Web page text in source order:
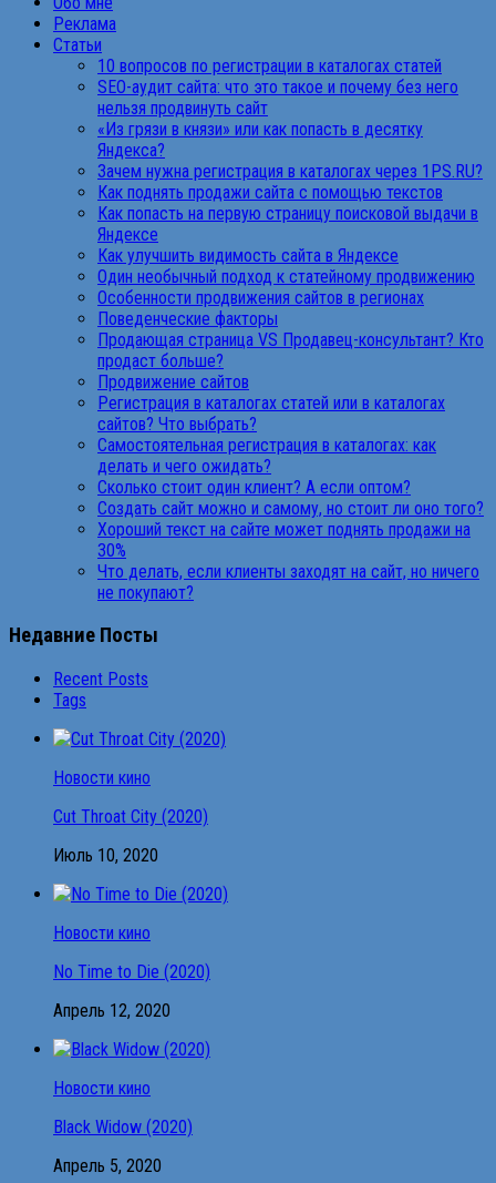
Реклама
Статьи
10 вопросов по регистрации в каталогах статей
SEO-аудит сайта: что это такое и почему без него
нельзя продвинуть сайт
«Из грязи в князи» или как попасть в десятку
Яндекса?
Зачем нужна регистрация в каталогах через 1PS.RU?
Как поднять продажи сайта с помощью текстов
Как попасть на первую страницу поисковой выдачи в
Яндексе
Как улучшить видимость сайта в Яндексе
Один необычный подход к статейному продвижению
Особенности продвижения сайтов в регионах
Поведенческие факторы
Продающая страница VS Продавец-консультант? Кто
продаст больше?
Продвижение сайтов
Регистрация в каталогах статей или в каталогах
сайтов? Что выбрать?
Самостоятельная регистрация в каталогах: как
делать и чего ожидать?
Сколько стоит один клиент? А если оптом?
Создать сайт можно и самому, но стоит ли оно того?
Хороший текст на сайте может поднять продажи на
30%
Что делать, если клиенты заходят на сайт, но ничего
не покупают?
Недавние Посты
Recent Posts
Tags
Новости кино
Cut Throat City (2020)
Июль 10, 2020
Новости кино
No Time to Die (2020)
Апрель 12, 2020
Новости кино
Black Widow (2020)
Апрель 5, 2020